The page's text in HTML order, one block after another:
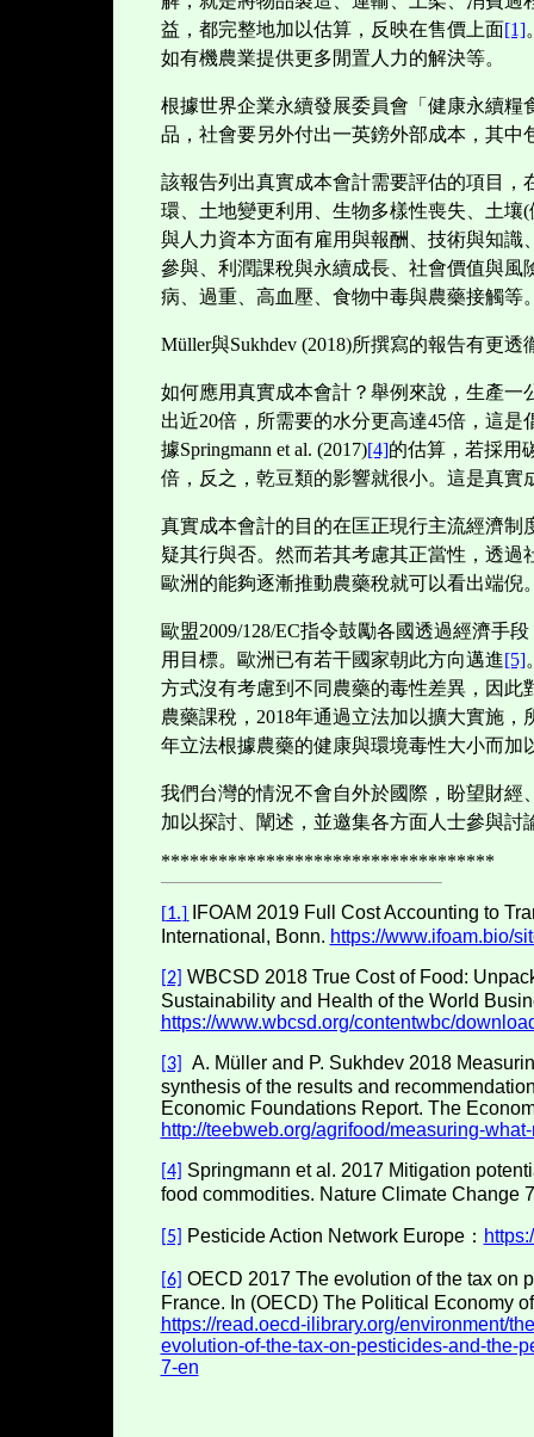
益，都完整地加以估算，反映在售價上面[1]
如有機農業提供更多閒置人力的解決等。
根據世界企業永續發展委員會「健康永續糧
品，社會要另外付出一英鎊外部成本，其中
該報告列出真實成本會計需要評估的項目
環、土地變更利用、生物多樣性喪失、土壤(
與人力資本方面有雇用與報酬、技術與知
參與、利潤課稅與永續成長、社會價值與
病、過重、高血壓、食物中毒與農藥接觸等
Müller與Sukhdev (2018)所撰寫的報告有更透
如何應用真實成本會計？舉例來說，生產
出近20倍，所需要的水分更高達45倍，這是
據Springmann et al. (2017)[4]的估算，若採用
倍，反之，乾豆類的影響就很小。這是真
真實成本會計的目的在匡正現行主流經濟
疑其行與否。然而若其考慮其正當性，透
歐洲的能夠逐漸推動農藥稅就可以看出端倪
歐盟2009/128/EC指令鼓勵各國透過經濟手
用目標。歐洲已有若干國家朝此方向邁進[5]
方式沒有考慮到不同農藥的毒性差異，因此
農藥課稅， 2018年通過立法加以擴大實施，
年立法根據農藥的健康與環境毒性大小而加
我們台灣的情況不會自外於國際，盼望財
加以探討、闡述，並邀集各方面人士參與討
***********************************
[1.] IFOAM 2019 Full Cost Accounting to
International, Bonn. https://www.ifoam.bio/
[2] WBCSD 2018 True Cost of Food:
Sustainability and Health of the World
https://www.wbcsd.org/contentwbc/
[3]
A. Müller and P. Sukhdev 2018
synthesis of the results and
Economic Foundations Report. The
http://teebweb.org/agrifood/measuring-
[4]
Springmann et al. 2017 Mitigation
food commodities. Nature Climate Change
[5] Pesticide Action Network Europe：
[6] OECD 2017 The evolution of the tax on
France. In (OECD) The Political Economy
https://read.oecd-ilibrary.org/environment/
evolution-of-the-tax-on-pesticides-and-the-
7-en